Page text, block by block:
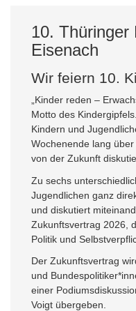
10. Thüringer
Eisenach
Wir feiern 10.
„Kinder reden –
Motto des
Kindern und
Wochenende lang
von der Zukunft
Zu sechs
Jugendlichen ganz
und diskutiert
Zukunftsvertrag 2026,
Politik und
Der Zukunftsvertrag
und
einer
Voigt übergeben.